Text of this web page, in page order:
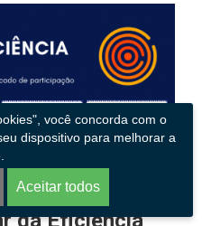
da Eficiência
você concorda com o
dispositivo para melhorar a
Aceitar todos